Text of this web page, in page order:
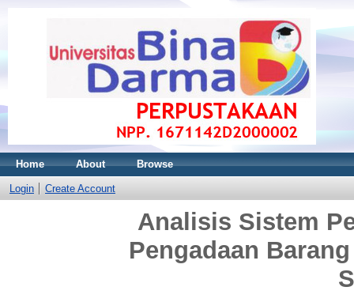
Home About Browse
Login Create Account
Analisis Sistem
Pengadaan